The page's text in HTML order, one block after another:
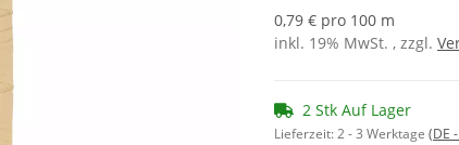
0,79 € pro 100 m
inkl. 19% MwSt. , zzgl.
2 Stk Auf Lager
Lieferzeit:2 - 3 Werktage (DE